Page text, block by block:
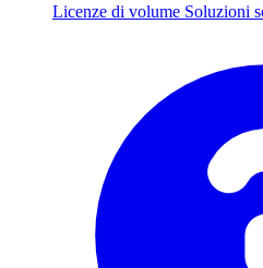
Licenze di volume Soluzioni